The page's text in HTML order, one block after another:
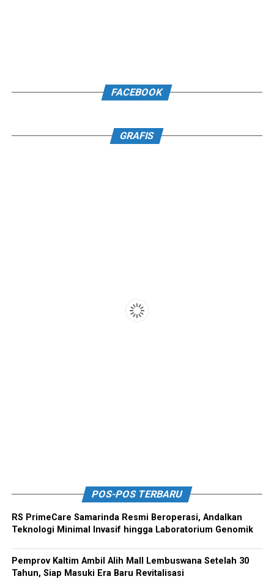
FACEBOOK
GRAFIS
POS-POS TERBARU
RS PrimeCare Samarinda Resmi Beroperasi, Andalkan
Teknologi Minimal Invasif hingga Laboratorium Genomik
Pemprov Kaltim Ambil Alih Mall Lembuswana Setelah 30
Tahun, Siap Masuki Era Baru Revitalisasi